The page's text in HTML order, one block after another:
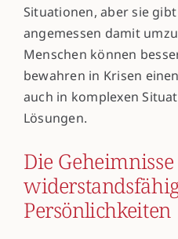
Situationen, aber sie
angemessen damit
Menschen können
bewahren in Krisen
auch in komplexen
Lösungen.
Die Geheimnisse
Persönlichkeiten